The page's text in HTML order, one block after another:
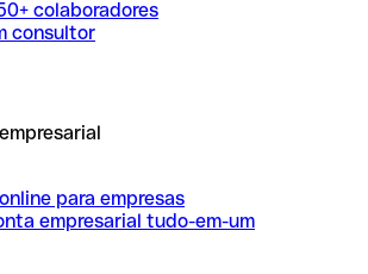
colaboradores
consultor
para empresas
empresarial tudo-em-um